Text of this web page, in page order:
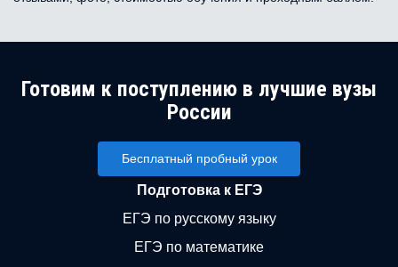
Готовим к поступлению в лучшие вузы
России
Бесплатный пробный урок
Подготовка к ЕГЭ
ЕГЭ по русскому языку
ЕГЭ по математике